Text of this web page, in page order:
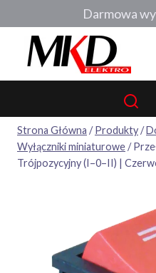
do
Strona Główna / Produkty/
Wyłączniki miniaturowe/
Trójpozycyjny (I–0–II) |
Darmowa